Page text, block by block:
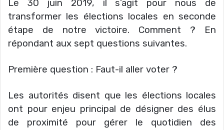
Le 30 juin 2019, il s’agit pour nous de
transformer les élections locales en seconde
étape de notre victoire. Comment ? En
répondant aux sept questions suivantes.
Première question : Faut-il aller voter ?
Les autorités disent que les élections locales
ont pour enjeu principal de désigner des élus
de proximité pour gérer le quotidien des